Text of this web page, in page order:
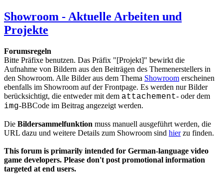
Showroom - Aktuelle Arbeiten und
Projekte
Forumsregeln
Bitte Präfixe benutzen. Das Präfix "[Projekt]" bewirkt die
Aufnahme von Bildern aus den Beiträgen des Themenerstellers in
den Showroom. Alle Bilder aus dem Thema Showroom erscheinen
ebenfalls im Showroom auf der Frontpage. Es werden nur Bilder
berücksichtigt, die entweder mit dem attachement- oder dem
img-BBCode im Beitrag angezeigt werden.
Die Bildersammelfunktion muss manuell ausgeführt werden, die
URL dazu und weitere Details zum Showroom sind hierzu finden.
This forum is primarily intended for German-language video
game developers. Please don't post promotional information
targeted at end users.